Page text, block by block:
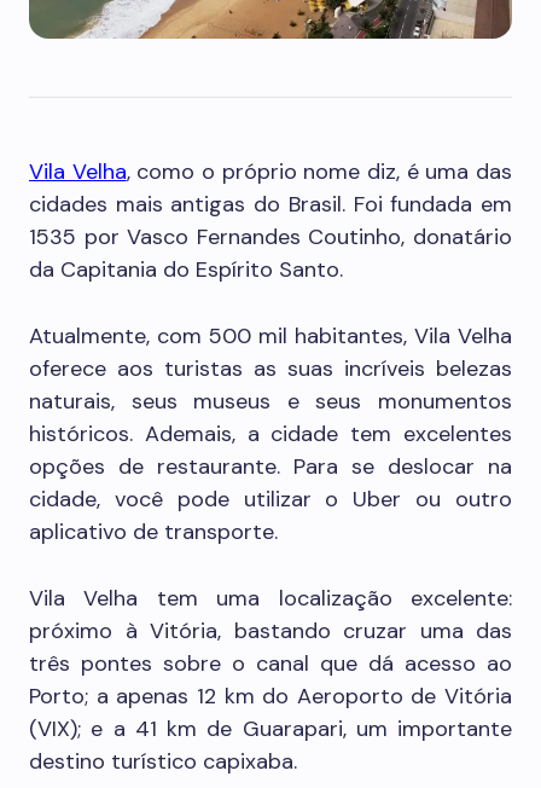
Vila Velha, como o próprio nome diz, é uma das
cidades mais antigas do Brasil. Foi fundada em
1535 por Vasco Fernandes Coutinho, donatário
da Capitania do Espírito Santo.
Atualmente, com 500 mil habitantes, Vila Velha
oferece aos turistas as suas incríveis belezas
naturais, seus museus e seus monumentos
históricos. Ademais, a cidade tem excelentes
opções de restaurante. Para se deslocar na
cidade, você pode utilizar o Uber ou outro
aplicativo de transporte.
Vila Velha tem uma localização excelente:
próximo à Vitória, bastando cruzar uma das
três pontes sobre o canal que dá acesso ao
Porto; a apenas 12 km do Aeroporto de Vitória
(VIX); e a 41 km de Guarapari, um importante
destino turístico capixaba.